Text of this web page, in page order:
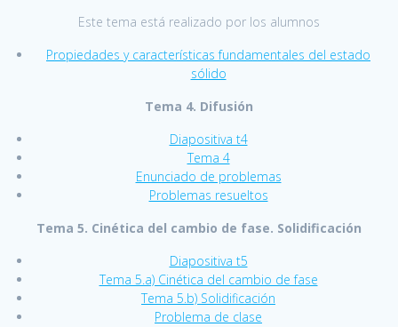
Este tema está realizado por los alumnos
Propiedades y características fundamentales del estado
sólido
Tema 4. Difusión
Diapositiva t4
Tema 4
Enunciado de problemas
Problemas resueltos
Tema 5. Cinética del cambio de fase. Solidificación
Diapositiva t5
Tema 5.a) Cinética del cambio de fase
Tema 5.b) Solidificación
Problema de clase